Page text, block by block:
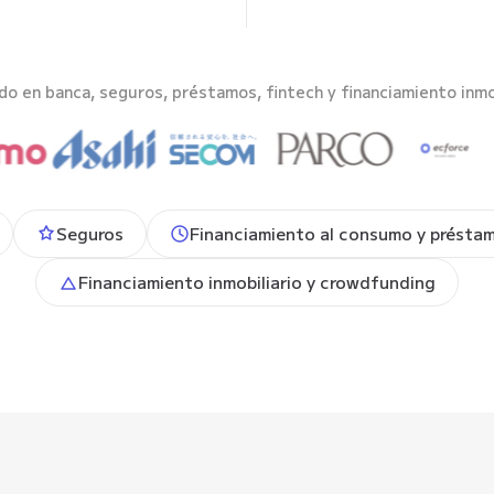
en banca, seguros, préstamos, fintech y financiamiento
Seguros Financiamiento al consumo y
Financiamiento inmobiliario y crowdfunding